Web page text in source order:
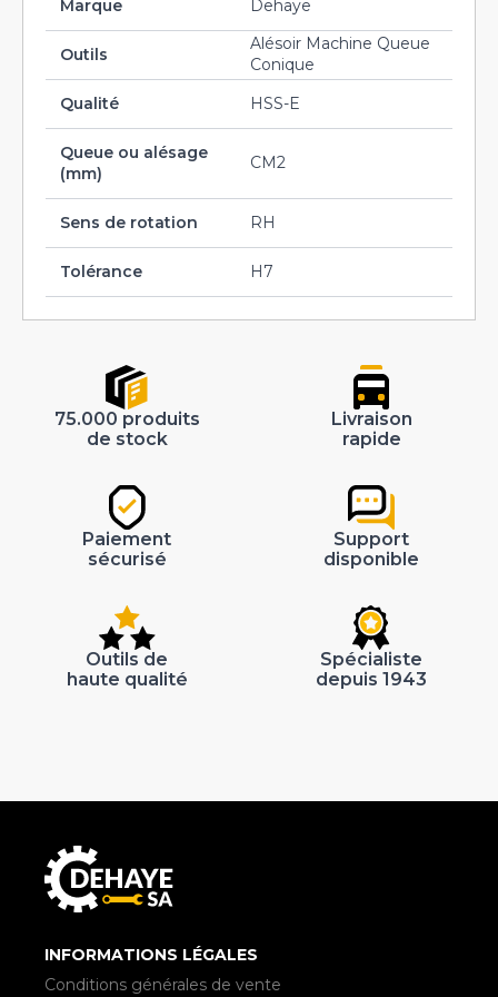
Marque Dehaye
Outils
Alésoir Machine Queue
Conique
Qualité
HSS-E
Queue ou alésage
(mm)
CM2
Sens de rotation RH
Tolérance H7
75.000 produits
de stock
Livraison
rapide
Paiement
sécurisé
Support
disponible
Outils de
haute qualité
Spécialiste
depuis 1943
INFORMATIONS LÉGALES
Conditions générales de vente